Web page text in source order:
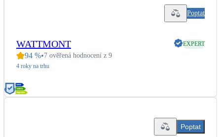
Poptat
WATTMONT EXPERT
94 %•7 ověřená hodnocení z 9
4 roky na trhu
Poptat